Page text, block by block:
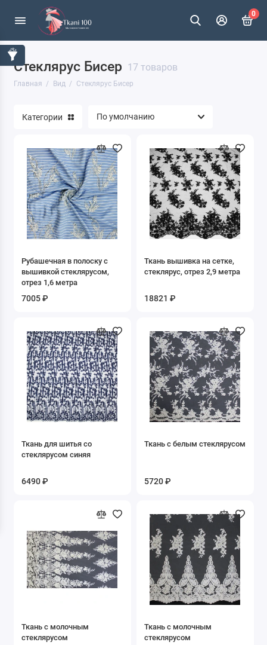
0
Стеклярус Бисер 17 товаров
Главная Вид Стеклярус Бисер
Атлас
Батист
Велсофт
Вельвет
Весовой лоскут
Дубленка искусственная
Замша искусственная
Кожа искусственная
Креп
Кружево Гипюр Макраме
Купра
Муслин
Неопрен
Пайеточные
Категории
Рубашечная в полоску с
вышивкой стеклярусом,
отрез 1,6 метра
7005 ₽
Ткань вышивка на сетке,
стеклярус, отрез 2,9 метра
18821 ₽
Ткань для шитья со
стеклярусом синяя
6490 ₽
Ткань с белым стеклярусом
5720 ₽
Ткань с молочным
стеклярусом
Ткань с молочным
стеклярусом